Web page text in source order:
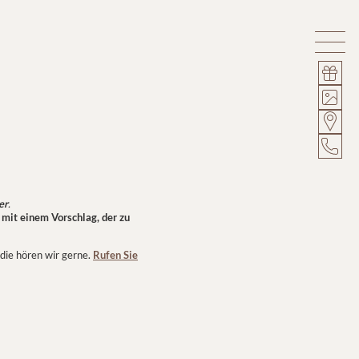
.
einem Vorschlag, der zu
hören wir gerne. Rufen Sie